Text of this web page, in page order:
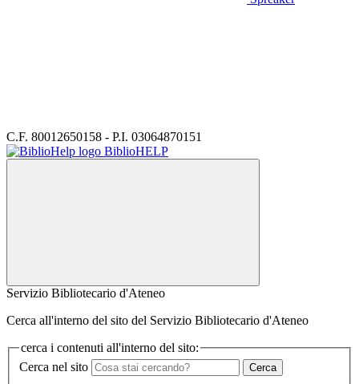
C.F. 80012650158 - P.I. 03064870151
BiblioHELP
Servizio Bibliotecario d'Ateneo
Cerca all'interno del sito del Servizio Bibliotecario d'Ateneo
cerca i contenuti all'interno del sito:
Cerca nel sito
Cerca